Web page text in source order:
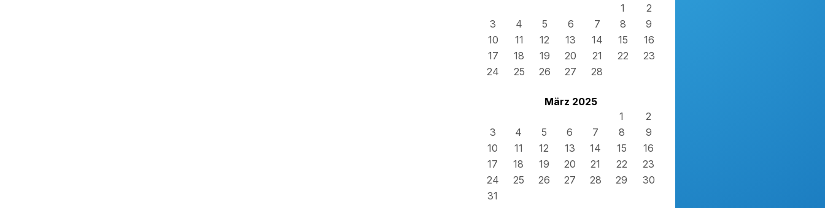
1
2
3
4 5 6 7 8
9
10
11 12 13 14 15
16
17
18 19 20 21 22
23
24
25 26 27 28
März 2025
1
2
3
4 5 6 7 8
9
10
11 12 13 14 15
16
17
18 19 20 21 22
23
24
25 26 27 28 29
30
31